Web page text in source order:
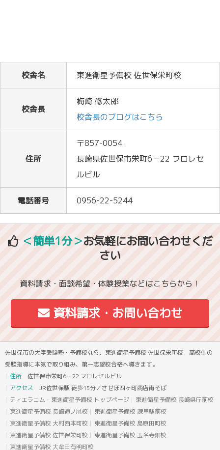
校舎名 東進衛星予備校 佐世保栄町校
校舎長
梅崎 修太郎
校舎長のブログはこちら
住所
〒857-0054
長崎県佐世保市栄町6－22 フロレセ
ルビル
電話番号 0956-22-5244
＜簡単1分＞お気軽にお問い合わせくだ
さい
資料請求・面談希望・体験授業などはこちらから！
資料請求・お問い合わせ
佐世保市の大学受験塾・予備校なら、東進衛星予備校 佐世保栄町校 高校生の
受験指導に本気で取り組み、第一志望校合格へ導きます。
住所 佐世保市栄町6－22 フロレセルビル
アクセス JR佐世保駅 徒歩15分／させぼ四ヶ町商店街そば
ティエラコム・東進衛星予備校 トップページ
東進衛星予備校 長崎県庁前校
東進衛星予備校 長崎道ノ尾校
東進衛星予備校 諫早駅前校
東進衛星予備校 大村西本町校
東進衛星予備校 島原田町校
東進衛星予備校 佐世保栄町校
東進衛星予備校 玉名寺畑校
東進衛星予備校 大牟田有明町校